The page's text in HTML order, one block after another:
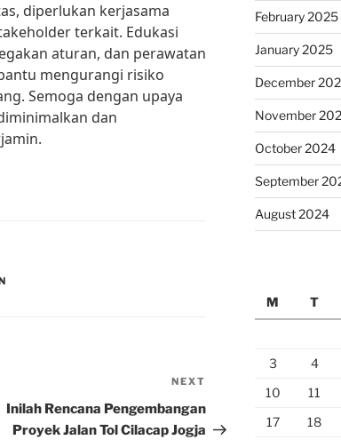
diperlukan kerjasama
terkait. Edukasi
aturan, dan perawatan
mengurangi risiko
Semoga dengan upaya
dan
Post
NEXT
Inilah Rencana Pengembangan
Proyek Jalan Tol Cilacap Jogja
February 2025
January 2025
December
November
October 2024
September
August 2024
M
T
3
4
10
11
17
18